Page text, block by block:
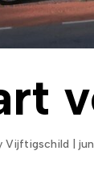
Vijftigschild |